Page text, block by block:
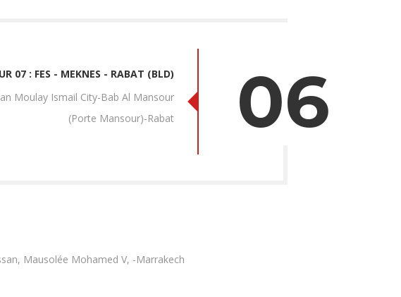
06
07 : FES - MEKNES - RABAT (BLD)
Moulay Ismail City-Bab Al Mansour
(Porte Mansour)-Rabat
Mausolée Mohamed V, -Marrakech